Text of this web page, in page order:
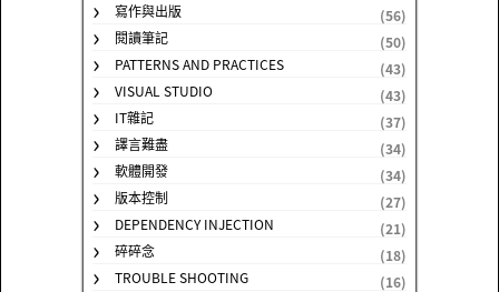
寫作與出版
(56)
閱讀筆記
(50)
PATTERNS AND PRACTICES
(43)
VISUAL STUDIO
(43)
IT雜記
(37)
譯言難盡
(34)
軟體開發
(34)
版本控制
(27)
DEPENDENCY INJECTION
(21)
碎碎念
(18)
TROUBLE SHOOTING
(16)